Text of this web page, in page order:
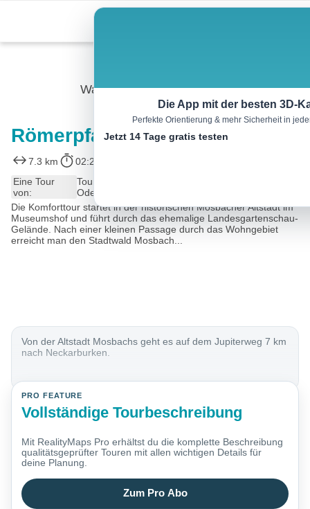
content
Wandern
Römerpfade – Jupiterweg
7.3 km 02:20 h
Eine Tour
von:
Tourismusnetzwerk Baden-Württemberg,
Odenwald
Die Komforttour startet in der historischen Mosbacher Altstadt im
Museumshof und führt durch das ehemalige Landesgartenschau-
Gelände. Nach einer kleinen Passage durch das Wohngebiet
erreicht man den Stadtwald Mosbach...
Von der Altstadt Mosbachs geht es auf dem Jupiterweg 7 km
nach Neckarburken.
PRO FEATURE
Vollständige Tourbeschreibung
Mit RealityMaps Pro erhältst du die komplette Beschreibung
qualitätsgeprüfter Touren mit allen wichtigen Details für
deine Planung.
Zum Pro Abo
Die App mit der besten 3D-
Perfekte Orientierung & mehr Sicherheit in
Jetzt 14 Tage gratis testen